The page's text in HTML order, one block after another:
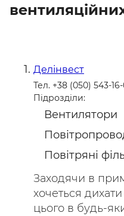
Делінвест
Тел. +38 (050) 543-
Підрозділи:
Вентилятори
Повітряні
Заходячи в
хочеться
цього в будь-